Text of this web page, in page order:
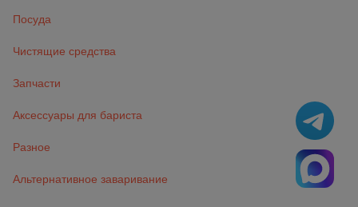
Посуда
Чистящие средства
Запчасти
Аксессуары для бариста
Разное
Альтернативное заваривание